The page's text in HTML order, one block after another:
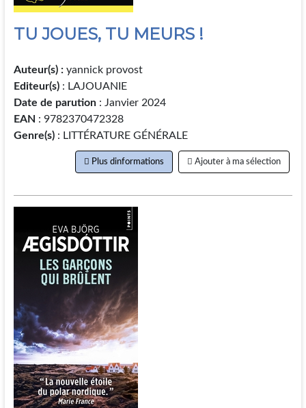
TU JOUES, TU MEURS !
Auteur(s) :yannick provost
Editeur(s) : LAJOUANIE
Date de parution: Janvier 2024
EAN : 9782370472328
Genre(s): LITTÉRATURE GÉNÉRALE
Plus dinformations Ajouter à ma sélection